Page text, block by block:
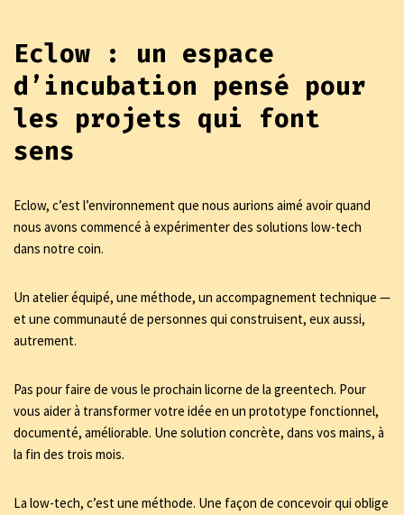
Eclow : un espace
d’incubation pensé pour
les projets qui font
sens
Eclow, c’est l’environnement que nous aurions aimé avoir quand
nous avons commencé à expérimenter des solutions low-tech
dans notre coin.
Un atelier équipé, une méthode, un accompagnement technique —
et une communauté de personnes qui construisent, eux aussi,
autrement.
Pas pour faire de vous le prochain licorne de la greentech. Pour
vous aider à transformer votre idée en un prototype fonctionnel,
documenté, améliorable. Une solution concrète, dans vos mains, à
la fin des trois mois.
La low-tech, c’est une méthode. Une façon de concevoir qui oblige